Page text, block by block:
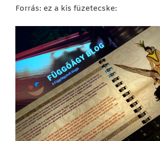
Forrás: ez a kis füzetecske: